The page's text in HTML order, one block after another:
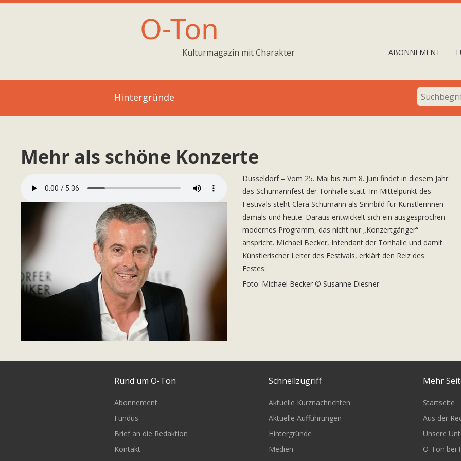
O-Ton
Kulturmagazin mit Charakter ABONNEMENT
Hintergründe
Mehr als schöne Konzerte
Düsseldorf – Vom 25. Mai bis zum 8. Juni findet in diesem Jahr
das Schumannfest der Tonhalle statt. Im Mittelpunkt des
Festivals steht Clara Schumann als Sinnbild für Künstlerinnen
damals und heute. Daraus entwickelt sich ein ausgesprochen
modernes Programm, das nicht nur „Konzertgänger“
anspricht. Michael Becker, Intendant der Tonhalle und damit
Künstlerischer Leiter des Festivals, erklärt den Reiz des
Festes.
Foto: Michael Becker © Susanne Diesner
Rund um O-Ton
Abonnement
Fundus
Brief an die Redaktion
Kontakt
Schnellzugriff
Aktuelle Kurznachrichten
Aktuelle Aufführungen
Hintergründe
Medien
Mehr
Startseite
Aus der
Unsere
O-Ton bei